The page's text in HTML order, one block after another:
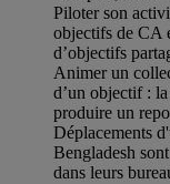
Piloter son
objectifs de CA
d’objectifs
Animer un
d’un objectif :
produire un
Déplacements
Bengladesh
dans leurs